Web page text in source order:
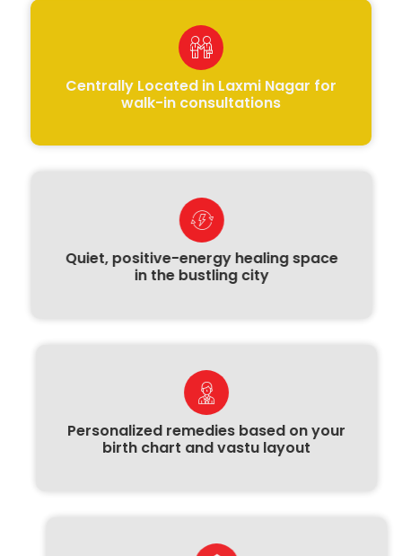
Centrally Located in Laxmi Nagar for
walk-in consultations
Quiet, positive-energy healing space
in the bustling city
Personalized remedies based on your
birth chart and vastu layout